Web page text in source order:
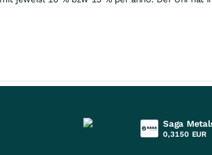
Saga
0,3150 EUR